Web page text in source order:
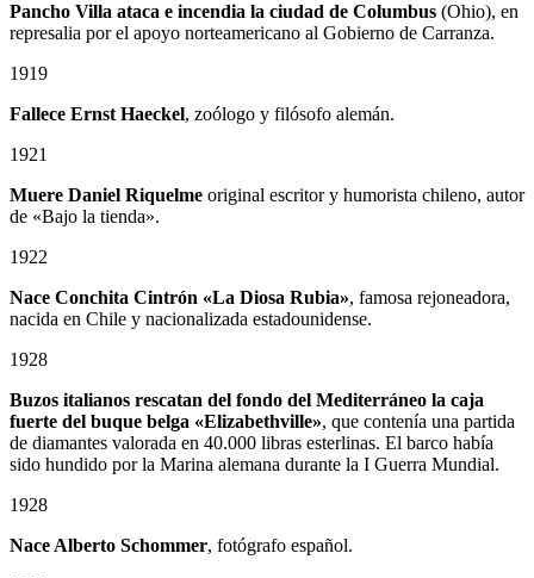
Pancho Villa ataca e incendia la ciudad de Columbus (Ohio), en
represalia por el apoyo norteamericano al Gobierno de Carranza.
1919
Fallece Ernst Haeckel, zoólogo y filósofo alemán.
1921
Muere Daniel Riquelme original escritor y humorista chileno, autor
de «Bajo la tienda».
1922
Nace Conchita Cintrón «La Diosa Rubia», famosa rejoneadora,
nacida en Chile y nacionalizada estadounidense.
1928
Buzos italianos rescatan del fondo del Mediterráneo la caja
fuerte del buque belga «Elizabethville», que contenía una partida
de diamantes valorada en 40.000 libras esterlinas. El barco había
sido hundido por la Marina alemana durante la I Guerra Mundial.
1928
Nace Alberto Schommer, fotógrafo español.